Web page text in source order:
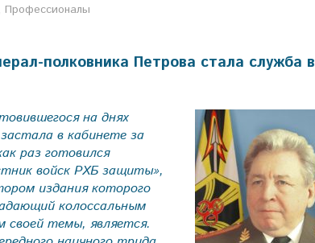
Профессионалы
полковника Петрова стала служба в
на днях
в кабинете за
раз готовился
войск РХБ защиты»,
издания которого
колоссальным
темы, является.